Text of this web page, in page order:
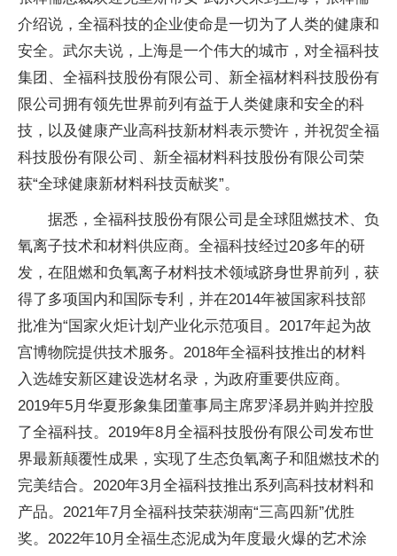
介绍说，全福科技的企业使命是一切为了人类的健康和
安全。武尔夫说，上海是一个伟大的城市，对全福科技
集团、全福科技股份有限公司、新全福材料科技股份有
限公司拥有领先世界前列有益于人类健康和安全的科
技，以及健康产业高科技新材料表示赞许，并祝贺全福
科技股份有限公司、新全福材料科技股份有限公司荣
获“全球健康新材料科技贡献奖”。
据悉，全福科技股份有限公司是全球阻燃技术、负
氧离子技术和材料供应商。全福科技经过20多年的研
发，在阻燃和负氧离子材料技术领域跻身世界前列，获
得了多项国内和国际专利，并在2014年被 国家科技部
批准为“ 国家火炬计划产业化示范项目。2017年起为故
宫博物院提供技术服务。2018年全福科技推出的材料
入选雄安新区建设选材名录，为政府重要供应商。
2019年5月华夏形象集团董事局主席罗泽易并购并控股
了全福科技。2019年8月全福科技股份有限公司发布世
界最新颠覆性成果，实现了生态负氧离子和阻燃技术的
完美结合。2020年3月全福科技推出系列高科技材料和
产品。2021年7月全福科技荣获湖南“三高四新”优胜
奖。2022年10月全福生态泥成为年度最火爆的艺术涂